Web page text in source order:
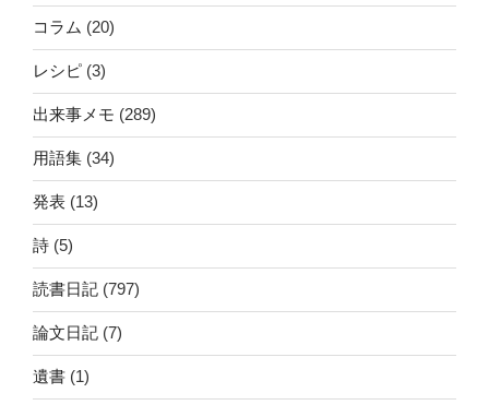
コラム (20)
レシピ (3)
出来事メモ (289)
用語集 (34)
発表 (13)
詩 (5)
読書日記 (797)
論文日記 (7)
遺書 (1)